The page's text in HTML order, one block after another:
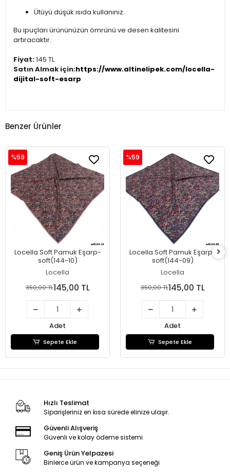
Ütüyü düşük ısıda kullanınız.
Bu ipuçları ürününüzün ömrünü ve desen kalitesini
artıracaktır.
Fiyat:145 TL
Satın Almak için:https://www.altinelipek.com/locella-
dijital-soft-esarp
Benzer Ürünler
Locella Soft Pamuk Eşarp-
soft(144-10)
Locella
%59
350,00 TL145,00 TL
Adet
Sepete Ekle
Locella Soft Pamuk Eşarp-
soft(144-09)
Locella
%59
350,00 TL145,00 TL
Adet
Sepete Ekle
Hızlı Teslimat
Siparişleriniz en kısa sürede elinize ulaşır.
Güvenli Alışveriş
Güvenli ve kolay ödeme sistemi
Geniş Ürün Yelpazesi
Binlerce ürün ve kampanya seçeneği